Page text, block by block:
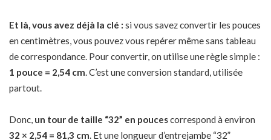
Et là, vous avez déjà la clé : si vous savez convertir les pouces
en centimètres, vous pouvez vous repérer même sans tableau
de correspondance. Pour convertir, on utilise une règle simple :
1 pouce = 2,54 cm. C’est une conversion standard, utilisée
partout.
Donc, un tour de taille “32” en poucescorrespond à environ
32 × 2,54 = 81,3 cm . Et une longueur d’entrejambe “32”